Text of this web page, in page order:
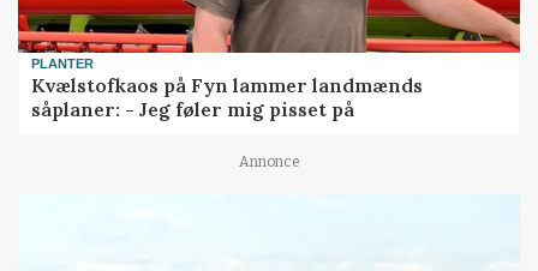
PLANTER
Kvælstofkaos på Fyn lammer landmænds
såplaner: - Jeg føler mig pisset på
Annonce